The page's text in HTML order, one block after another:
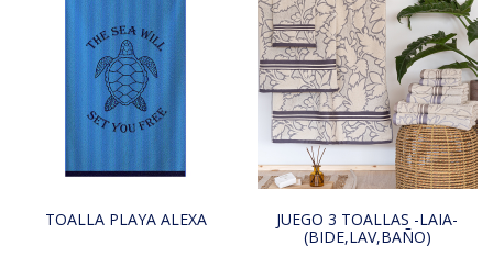
TOALLA PLAYA ALEXA
JUEGO 3 TOALLAS -LAIA-
(BIDE,LAV,BAÑO)